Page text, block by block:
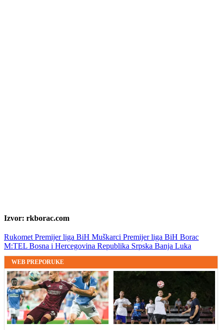
Izvor: rkborac.com
Rukomet Premijer liga BiH Muškarci Premijer liga BiH Borac
M:TEL Bosna i Hercegovina Republika Srpska Banja Luka
WEB PREPORUKE